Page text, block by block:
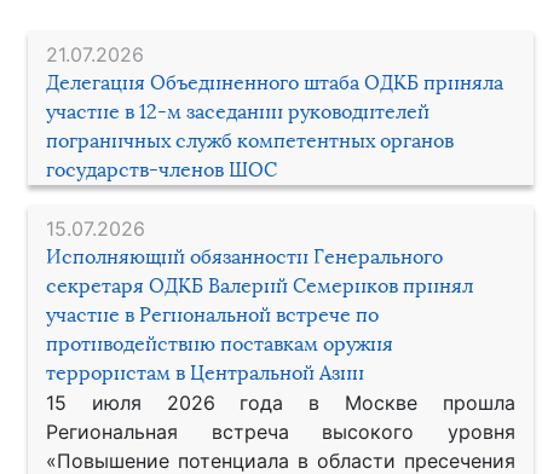
21.07.2026
Делегация Объединенного штаба ОДКБ приняла
участие в 12-м заседании руководителей
пограничных служб компетентных органов
государств-членов ШОС
15.07.2026
Исполняющий обязанности Генерального
секретаря ОДКБ Валерий Семериков принял
участие в Региональной встрече по
противодействию поставкам оружия
террористам в Центральной Азии
15 июля 2026 года в Москве прошла
Региональная встреча высокого уровня
«Повышение потенциала в области пресечения